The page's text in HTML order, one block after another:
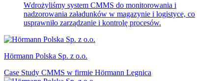
Wdrożyliśmy system CMMS do monitorowania i
nadzorowania załadunków w magazynie i logistyce, co
usprawniło zarządzanie i kontrolę procesów.
Hörmann Polska Sp. z o.o.
Case Study CMMS w firmie Hörmann Legnica